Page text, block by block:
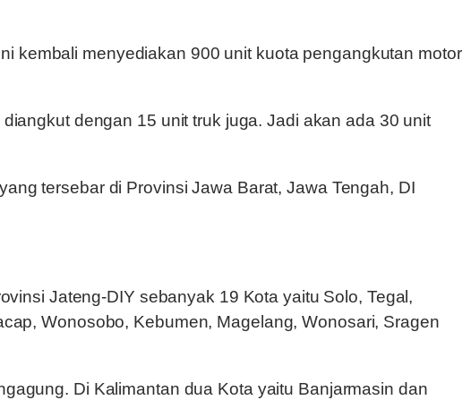
kembali menyediakan 900 unit kuota pengangkutan motor
dengan 15 unit truk juga. Jadi akan ada 30 unit
tersebar di Provinsi Jawa Barat, Jawa Tengah, DI
Jateng-DIY sebanyak 19 Kota yaitu Solo, Tegal,
Wonosobo, Kebumen, Magelang, Wonosari, Sragen
Di Kalimantan dua Kota yaitu Banjarmasin dan